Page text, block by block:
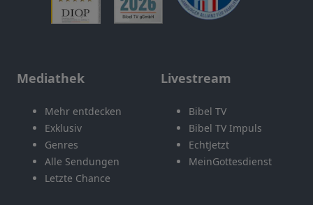
Mediathek
Mehr entdecken
Exklusiv
Genres
Alle Sendungen
Letzte Chance
Livestream
Bibel TV
Bibel TV Impuls
EchtJetzt
MeinGottesdienst